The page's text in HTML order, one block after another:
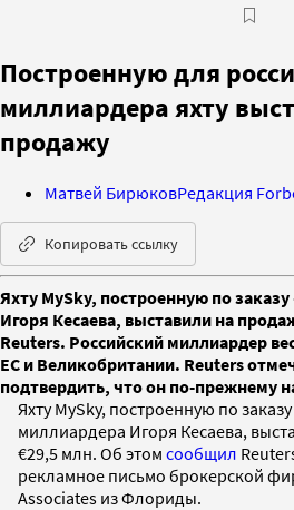
Построенную для
миллиардера яхту
продажу
Матвей БирюковРедакция
Копировать ссылку
Яхту MySky, построенную по
Игоря Кесаева, выставили на
Reuters. Российский миллиардер
ЕС и Великобритании. Reuters
подтвердить, что он по-прежнему
Яхту MySky, построенную по
миллиардера Игоря Кесаева,
€29,5 млн. Об этом сообщил
рекламное письмо брокерской
Associates из Флориды.